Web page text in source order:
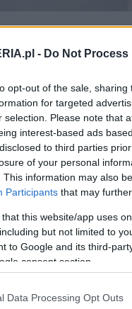
- Do Not
opt-out of the sale,
for targeted
selection. Please note that
interest-based ads
to third parties
of your personal
This information may also
Participants that may
that this website/app uses
but not limited to
to Google and its third-
consent section.
Data Processing Opt Outs
i
F430. Masa
510 KM, a
w zaledwie 60
na precyzji
do dziś uważa F430
Ferrari z silnikiem
To
w tej wersji auto
155217 budzi wiele